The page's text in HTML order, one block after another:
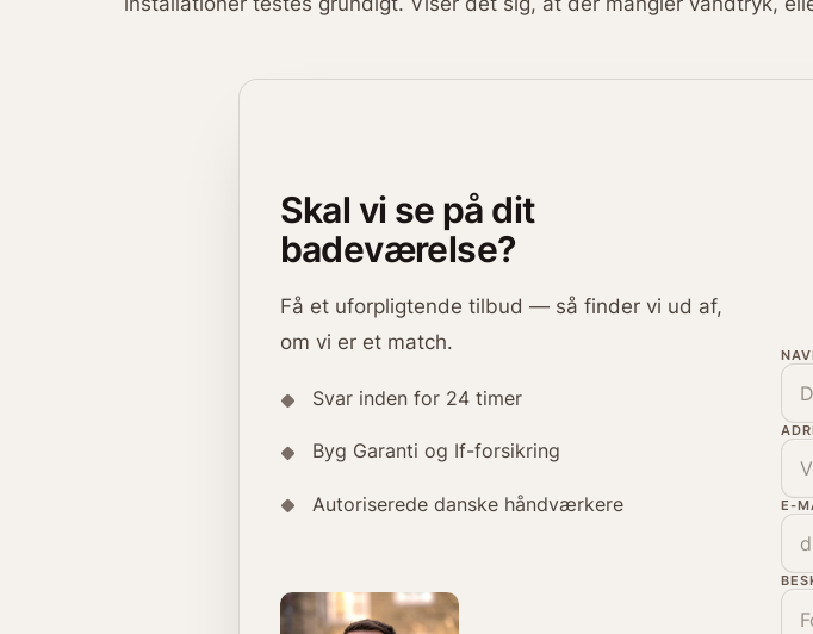
Skal vi se på dit
badeværelse?
Få et uforpligtende tilbud — så finder vi ud af,
om vi er et match.
Svar inden for 24 timer
Byg Garanti og If-forsikring
Autoriserede danske håndværkere E-